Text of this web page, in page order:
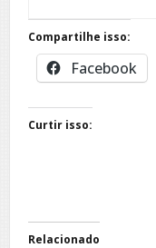
Compartilhe isso:
Facebook
Curtir isso:
Relacionado